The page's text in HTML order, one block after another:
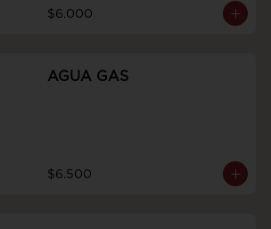
$6.000
AGUA GAS
$6.500